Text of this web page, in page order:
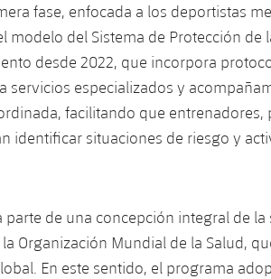
fase, enfocada a los deportistas
modelo del Sistema de Protección de
desde 2022, que incorpora
servicios especializados y
facilitando que
identificar situaciones de riesgo y
parte de una concepción integral de
Organización Mundial de la Salud,
En este sentido, el programa